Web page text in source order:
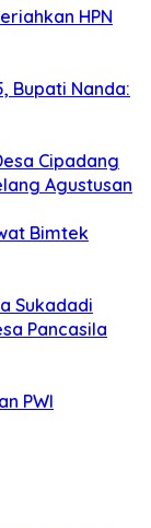
HPN
Bupati Nanda:
Cipadang
Agustusan
Bimtek
Sukadadi
Pancasila
PWI